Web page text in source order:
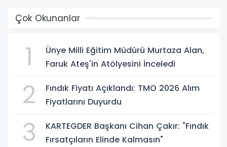
Çok Okunanlar
1
Ünye Milli Eğitim Müdürü Murtaza Alan,
Faruk Ateş'in Atölyesini İnceledi
2
Fındık Fiyatı Açıklandı: TMO 2026 Alım
Fiyatlarını Duyurdu
3
KARTEGDER Başkanı Cihan Çakır: "Fındık
Fırsatçıların Elinde Kalmasın"